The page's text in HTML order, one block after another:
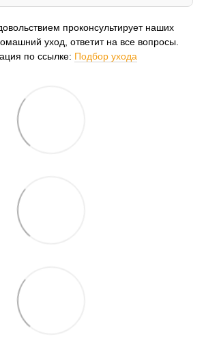
проконсультирует наших
уход, ответит на все вопросы.
по ссылке: Подбор ухода